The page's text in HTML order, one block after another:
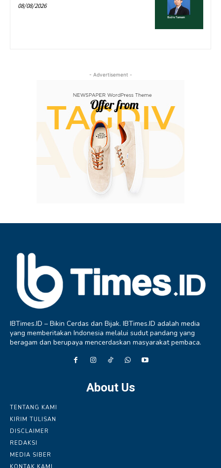
08/08/2026
- Advertisement -
IBTimes.ID – Bikin Cerdas dan Bijak. IBTimes.ID adalah media
yang memberitakan Indonesia melalui sudut pandang yang
beragam dan berupaya mencerdaskan masyarakat pembaca.
About Us
TENTANG KAMI
KIRIM TULISAN
DISCLAIMER
REDAKSI
MEDIA SIBER